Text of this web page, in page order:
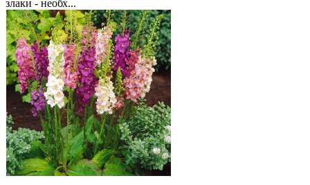
злаки - необх...